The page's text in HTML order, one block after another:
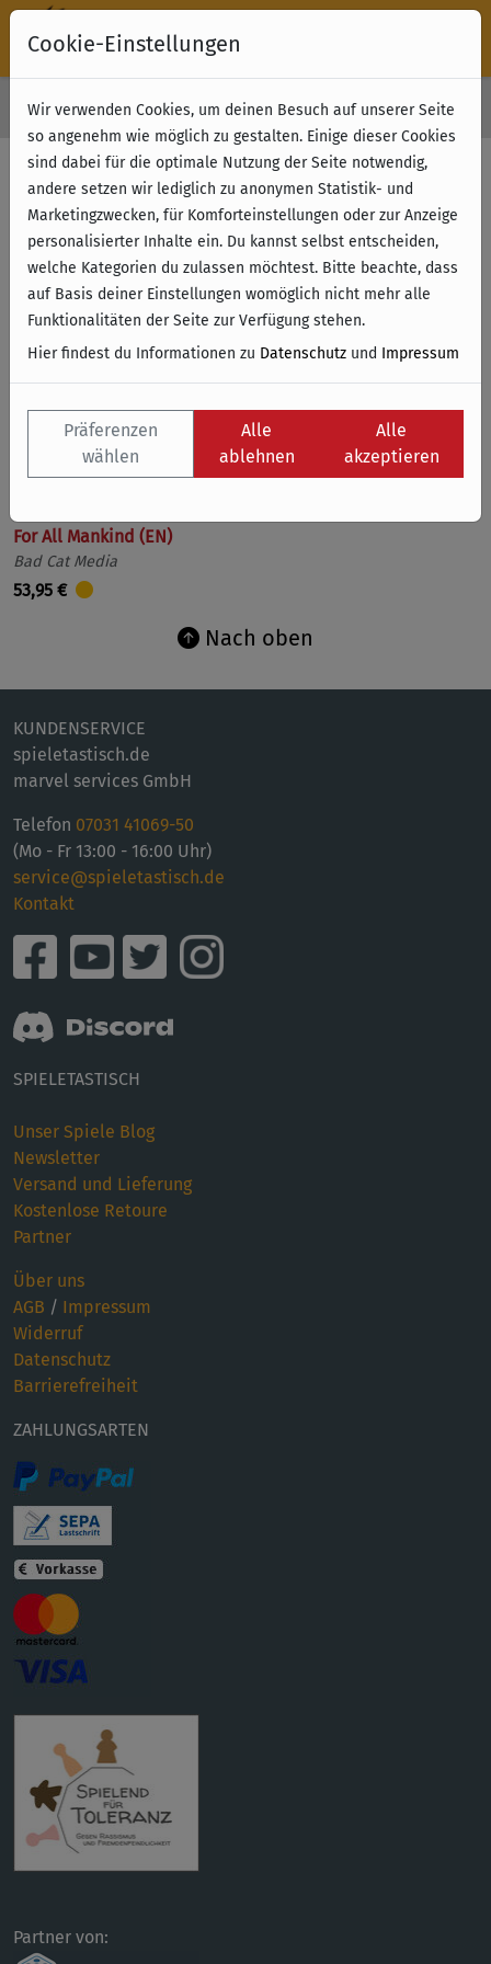
Kostenloser Versand & Retoure ab 49 € (innerhalb Deutschlands)
Filter anzeigen
Name
For All Mankind (EN)
Bad Cat Media
53,95 €
Nach oben
KUNDENSERVICE
spieletastisch.de
marvel services GmbH
Telefon 07031 41069-50
(Mo - Fr 13:00 - 16:00 Uhr)
service@spieletastisch.de
Kontakt
SPIELETASTISCH
Unser Spiele Blog
Newsletter
Versand und Lieferung
Kostenlose Retoure
Partner
Über uns
AGB / Impressum
Widerruf
Datenschutz
Barrierefreiheit
ZAHLUNGSARTEN
Partner von:
Cookie-Einstellungen
Wir verwenden Cookies, um deinen Besuch auf unserer Seite
so angenehm wie möglich zu gestalten. Einige dieser Cookies
sind dabei für die optimale Nutzung der Seite notwendig,
andere setzen wir lediglich zu anonymen Statistik- und
Marketingzwecken, für Komforteinstellungen oder zur Anzeige
personalisierter Inhalte ein. Du kannst selbst entscheiden,
welche Kategorien du zulassen möchtest. Bitte beachte, dass
auf Basis deiner Einstellungen womöglich nicht mehr alle
Funktionalitäten der Seite zur Verfügung stehen.
Hier findest du Informationen zu Datenschutz und Impressum
Präferenzen
wählen
Alle
ablehnen
Alle
akzeptieren